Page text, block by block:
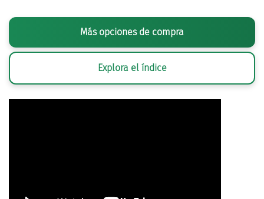
Más opciones de compra
Explora el índice